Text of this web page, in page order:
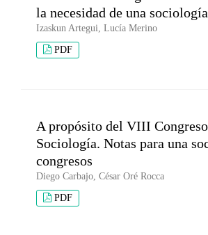
la necesidad de una
Izaskun Artegui, Lucía Merino
PDF
A propósito del VIII
Sociología. Notas para una
congresos
Diego Carbajo, César Oré Rocca
PDF